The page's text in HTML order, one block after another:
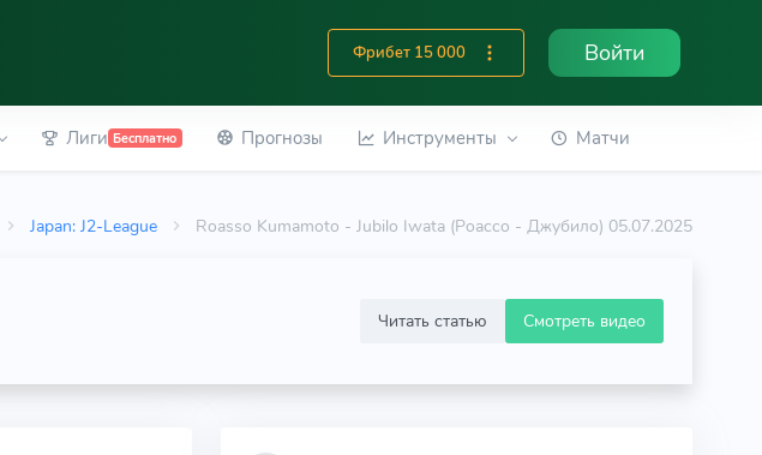
Фрибет 15 000 Войти
Лиги Бесплатно Прогнозы Инструменты Матчи
Japan: J2-League Roasso Kumamoto - Jubilo Iwata (Роассо - Джубило) 05.07.2025
Читать статью Смотреть видео